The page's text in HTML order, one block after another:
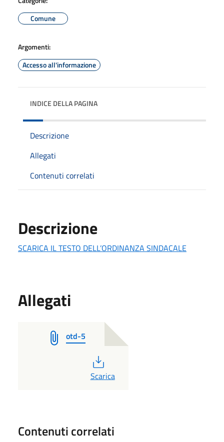
Comune
Argomenti:
Accesso all'informazione
INDICE DELLA PAGINA
Descrizione
Allegati
Contenuti correlati
Descrizione
SCARICA IL TESTO DELL’ORDINANZA SINDACALE
Allegati
otd-5
PDF
Scarica
Contenuti correlati